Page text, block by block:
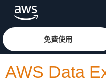
跳至主要內容按一下這裡可返回
免費使用
AWS Data